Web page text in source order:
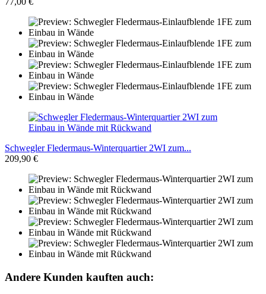
Schwegler Fledermaus-Winterquartier 2WI zum...
209,90 €
Andere Kunden kauften auch: